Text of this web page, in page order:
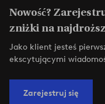
Nowość?
zniżki na
Jako klient jesteś
ekscytującymi
Zarejestruj się